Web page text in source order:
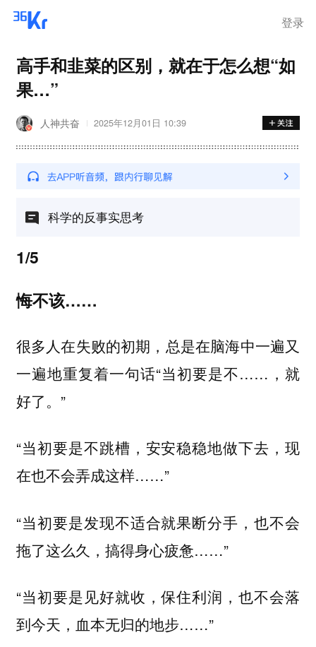
登录
高手和韭菜的区别，就在于怎么想“如
果…”
人神共奋 2025年12月01日 10:39
科学的反事实思考
1/5
悔不该……
很多人在失败的初期，总是在脑海中一遍又
一遍地重复着一句话“当初要是不……，就
好了。”
“当初要是不跳槽，安安稳稳地做下去，现
在也不会弄成这样……”
“当初要是发现不适合就果断分手，也不会
拖了这么久，搞得身心疲惫……”
“当初要是见好就收，保住利润，也不会落
到今天，血本无归的地步……”